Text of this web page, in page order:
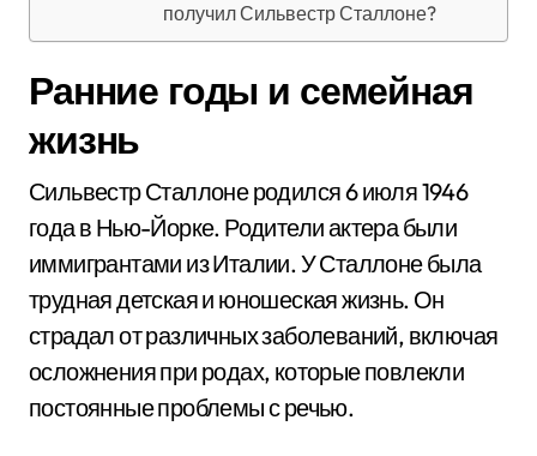
получил Сильвестр Сталлоне?
Ранние годы и семейная
жизнь
Сильвестр Сталлоне родился 6 июля 1946
года в Нью-Йорке. Родители актера были
иммигрантами из Италии. У Сталлоне была
трудная детская и юношеская жизнь. Он
страдал от различных заболеваний, включая
осложнения при родах, которые повлекли
постоянные проблемы с речью.